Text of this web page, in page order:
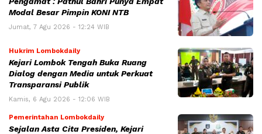
Modal Besar Pimpin KONI NTB
Jumat, 7 Agu 2026 - 12:24 WIB
Hukrim Lombokdaily
Kejari Lombok Tengah Buka Ruang
Dialog dengan Media untuk Perkuat
Transparansi Publik
Kamis, 6 Agu 2026 - 12:06 WIB
Pemerintahan Lombokdaily
Sejalan Asta Cita Presiden, Kejari